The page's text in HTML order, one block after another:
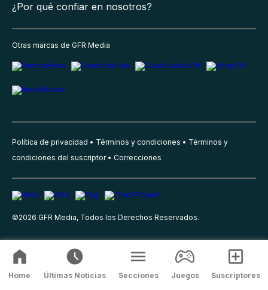
¿Por qué confiar en nosotros?
Otras marcas de GFR Media
Política de privacidad Términos y condiciones
Términos y
condiciones del suscriptor
Correcciones
©2026 GFR Media, Todos los Derechos Reservados.
Home Últimas Noticias Secciones Juegos Suscriptores